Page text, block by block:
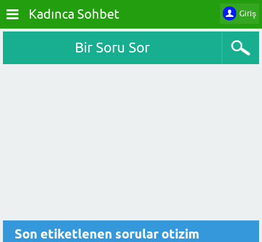
Giriş
Kadınca Sohbet
Bir Soru Sor
Son etiketlenen sorular otizim